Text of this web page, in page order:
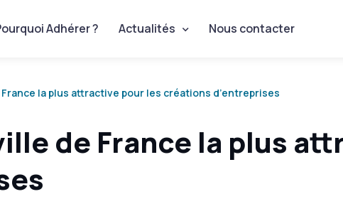
Adhérer ? Actualités Nous contacter
la plus attractive pour les créations d’entreprises
de France la plus